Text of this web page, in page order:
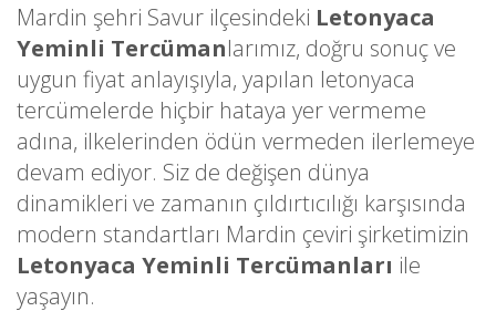
Mardin şehri Savur ilçesindeki Letonyaca
Yeminli Tercümanlarımız, doğru sonuç ve
uygun fiyat anlayışıyla, yapılan letonyaca
tercümelerde hiçbir hataya yer vermeme
adına, ilkelerinden ödün vermeden ilerlemeye
devam ediyor. Siz de değişen dünya
dinamikleri ve zamanın çıldırtıcılığı karşısında
modern standartları Mardin çeviri şirketimizin
Letonyaca Yeminli Tercümanları ile
yaşayın.